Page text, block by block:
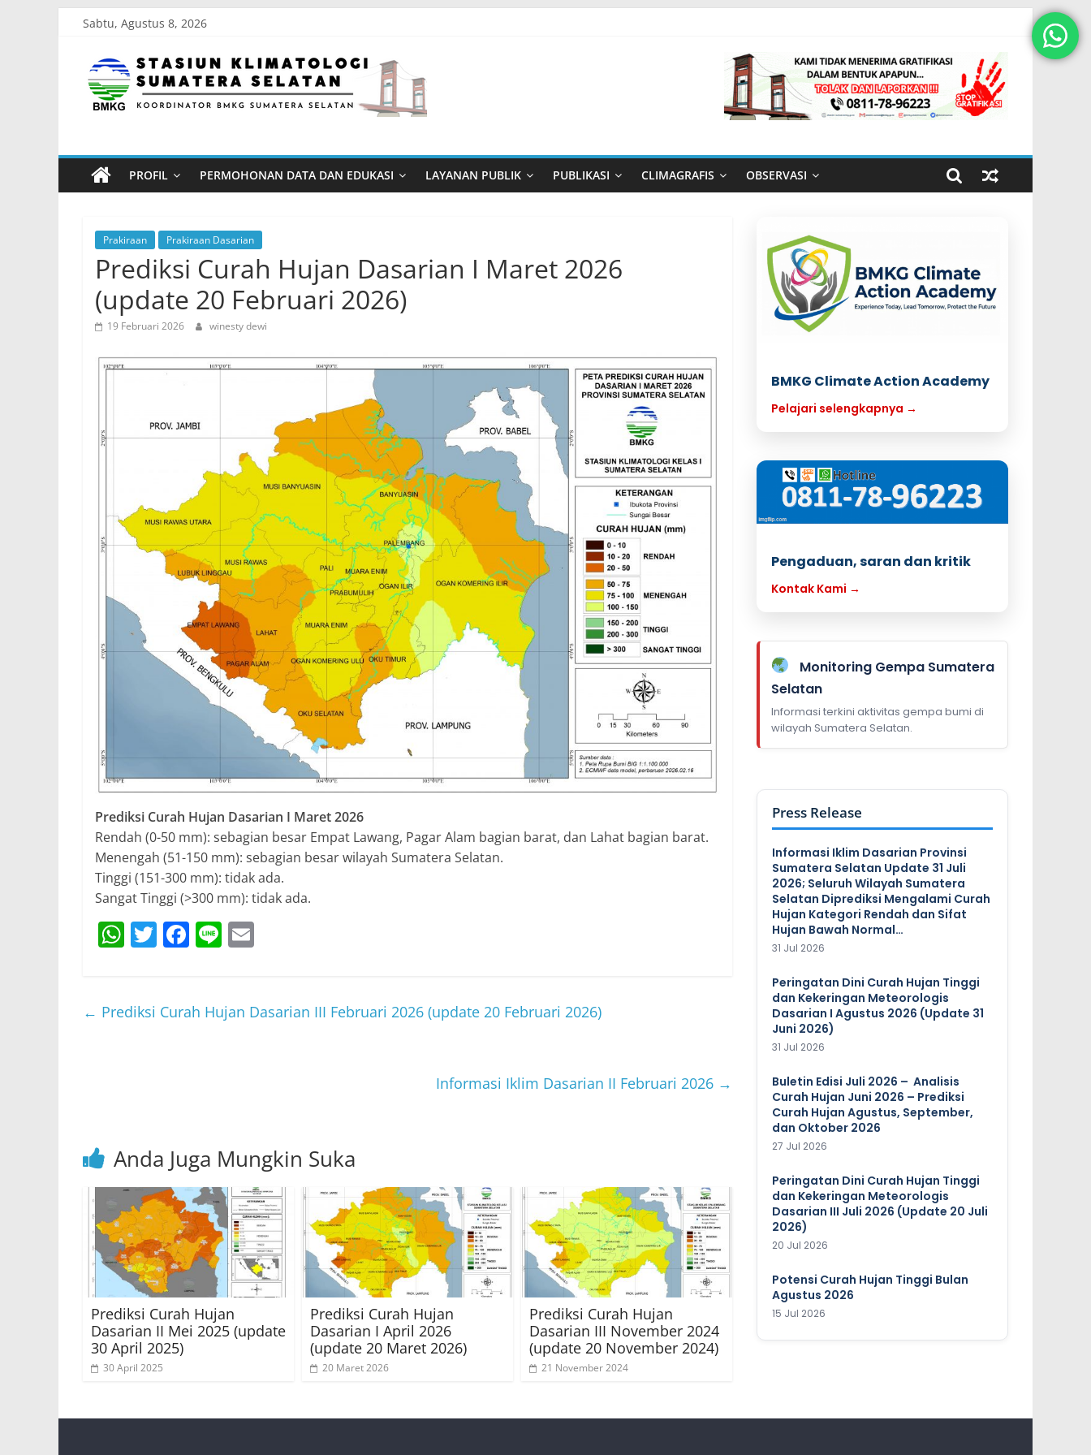
content
Sabtu, Agustus 8, 2026
Stasiun
Klimatologi
Sumatera
Selatan
Koordinator
BMKG
Sumatera
Selatan
PROFIL PERMOHONAN DATA DAN EDUKASI LAYANAN PUBLIK PUBLIKASI CLIMAGRAFIS OBSERVASI
Prakiraan Prakiraan Dasarian
Prediksi Curah Hujan Dasarian I Maret 2026
(update 20 Februari 2026)
19 Februari 2026 winesty dewi
Prediksi Curah Hujan Dasarian I Maret 2026
Rendah (0-50 mm): sebagian besar Empat Lawang, Pagar Alam bagian barat, dan Lahat bagian barat.
Menengah (51-150 mm): sebagian besar wilayah Sumatera Selatan.
Tinggi (151-300 mm): tidak ada.
Sangat Tinggi (>300 mm): tidak ada.
W
s
T
er
F
e
Li
l
← Prediksi Curah Hujan Dasarian III Februari 2026 (update 20 Februari 2026)
Informasi Iklim Dasarian II Februari 2026 →
Anda Juga Mungkin Suka
Prediksi Curah Hujan
Dasarian II Mei 2025 (update
30 April 2025)
30 April 2025
Prediksi Curah Hujan
Dasarian I April 2026
(update 20 Maret 2026)
20 Maret 2026
Prediksi Curah Hujan
Dasarian III November 2024
(update 20 November 2024)
21 November 2024
BMKG Climate Action Academy
Pelajari selengkapnya →
Pengaduan, saran dan kritik
Kontak Kami →
Monitoring Gempa Sumatera
Selatan
Informasi terkini aktivitas gempa bumi di
wilayah Sumatera Selatan.
Press Release
Informasi Iklim Dasarian Provinsi
Sumatera Selatan Update 31 Juli
2026; Seluruh Wilayah Sumatera
Selatan Diprediksi Mengalami Curah
Hujan Kategori Rendah dan Sifat
Hujan Bawah Normal…
31 Jul 2026
Peringatan Dini Curah Hujan Tinggi
dan Kekeringan Meteorologis
Dasarian I Agustus 2026 (Update 31
Juni 2026)
31 Jul 2026
Buletin Edisi Juli 2026 – Analisis
Curah Hujan Juni 2026 – Prediksi
Curah Hujan Agustus, September,
dan Oktober 2026
27 Jul 2026
Peringatan Dini Curah Hujan Tinggi
dan Kekeringan Meteorologis
Dasarian III Juli 2026 (Update 20 Juli
2026)
20 Jul 2026
Potensi Curah Hujan Tinggi Bulan
Agustus 2026
15 Jul 2026